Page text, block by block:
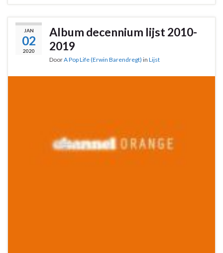
JAN
02
2020
Album decennium lijst 2010-
2019
DoorA Pop Life (Erwin Barendregt) in Lijst